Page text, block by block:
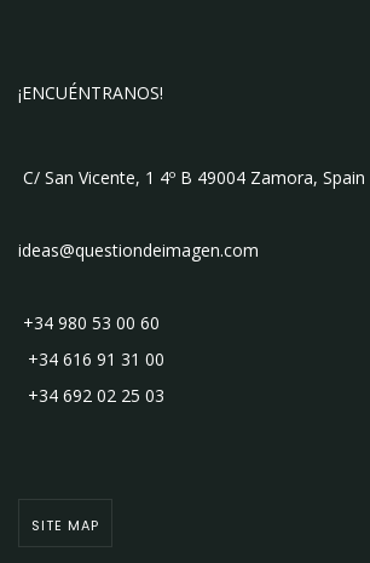
¡ENCUÉNTRANOS!
C/ San Vicente, 1 4º B 49004 Zamora, Spain
ideas@questiondeimagen.com
+34 980 53 00 60
+34 616 91 31 00
+34 692 02 25 03
SITE MAP